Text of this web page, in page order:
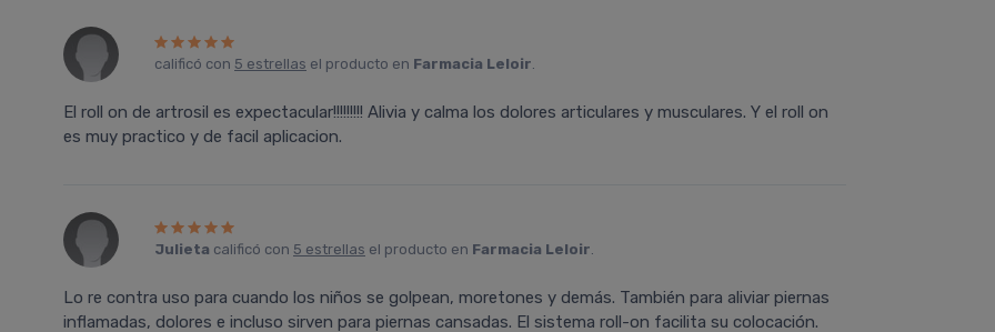
calificó con 5 estrellas el producto en Farmacia Leloir.
El roll on de artrosil es expectacular!!!!!!!!! Alivia y calma los dolores articulares y musculares. Y el roll on
es muy practico y de facil aplicacion.
Julieta calificó con 5 estrellas el producto en Farmacia Leloir.
Lo re contra uso para cuando los niños se golpean, moretones y demás. También para aliviar piernas
inflamadas, dolores e incluso sirven para piernas cansadas. El sistema roll-on facilita su colocación.